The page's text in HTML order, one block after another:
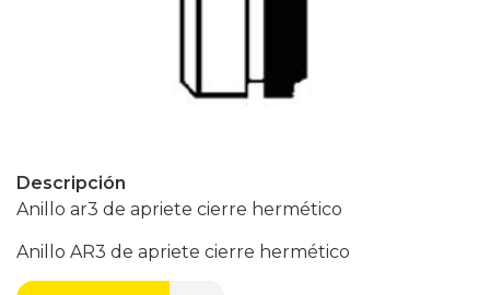
Descripción
Anillo ar3 de apriete cierre hermético
Anillo AR3 de apriete cierre hermético